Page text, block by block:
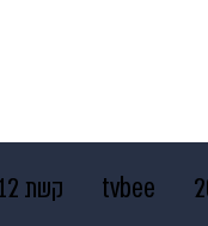
tvbee קשת 12